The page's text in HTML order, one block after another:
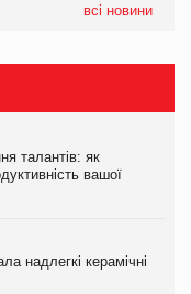
всі новини
талантів: як
вашої
надлегкі керамічні